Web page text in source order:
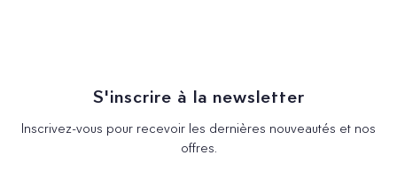
S'inscrire à la newsletter
Inscrivez-vous pour recevoir les dernières nouveautés et nos
offres.